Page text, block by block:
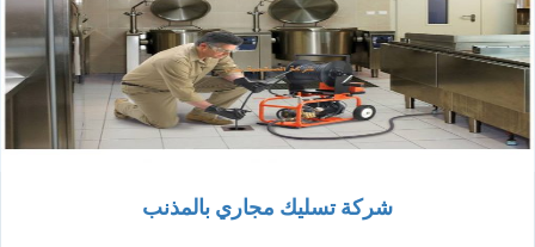
شركة تسليك مجاري بالمذنب